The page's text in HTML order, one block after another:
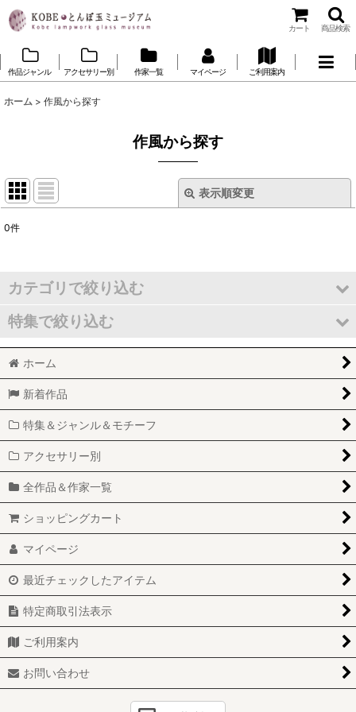
カート 商品検索
作品ジャンル アクセサリー別 作家一覧 マイページ ご利用案内
ホーム > 作風から探す
作風から探す
表示順変更
並び順:
0件
カテゴリで絞り込む
国内作家
国内作家 ボロシリケイトガラス
海外作家
海外作家 ボロシリケイトガラス
アンティークビーズ
工具・消耗品
お仕立て
ケース・ラッピング
Kobe INK
特集で絞り込む
ミステリー -ガラス-
ペンダントトップ
マーブル
ガラス細工
ガラスペン
コアガラス
ホーム
新着作品
特集＆ジャンル＆モチーフ
アクセサリー別
全作品＆作家一覧
ショッピングカート
マイページ
最近チェックしたアイテム
特定商取引法表示
ご利用案内
お問い合わせ